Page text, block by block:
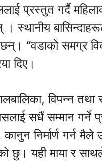
प्रस्तुत गर्दै
स्थानीय
“वडाको समग्र
दिए।
विपन्न तथा
सधैं सम्मान गर्ने
निर्मार्ण गर्न मैले
छु। यही माया र